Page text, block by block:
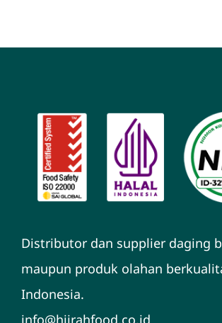
Distributor dan supplier daging
maupun produk olahan
Indonesia.
info@hijrahfood.co.id